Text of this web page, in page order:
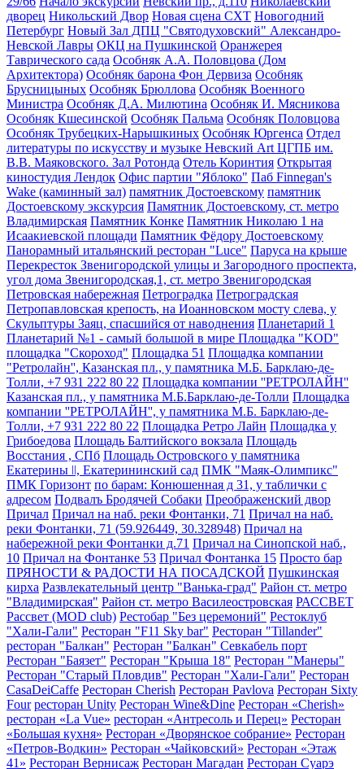
дворец Никольский Двор Новая сцена СХТ Новогодний
Петербург Новый Зал ДПЦ "Святодуховский" Александро-
Невской Лавры ОКЦ на Пушкинской Оранжерея
Таврического сада Особняк А.А. Половцова (Дом
Архитектора) Особняк барона Фон Дервиза Особняк
Брусницыных Особняк Брюллова Особняк Военного
Министра Особняк Д.А. Милютина Особняк И. Мясникова
Особняк Кшесинской Особняк Пальма Особняк Половцова
Особняк Трубецких-Нарышкиных Особняк Юргенса Отдел
литературы по искусству и музыке Невский Art ЦГПБ им.
В.В. Маяковского. Зал Ротонда Отель Коринтия Открытая
киностудия Лендок Офис партии "Яблоко" Паб Finnegan's
Wake (каминный зал) памятник Достоевскому памятник
Достоевскому экскурсия Памятник Достоевскому, ст. метро
Владимирская Памятник Конке Памятник Николаю 1 на
Исаакиевской площади Памятник Фёдору Достоевскому
Панорамный итальянский ресторан "Luce" Паруса на крыше
Перекресток Звенигородской улицы и Загородного проспекта,
угол дома Звенигородская,1, ст. метро Звенигородская
Петровская набережная Петроградка Петроградская
Петропавловская крепость, на Иоанновском мосту слева, у
Скульптуры Заяц, спасшийся от наводнения Планетарий 1
Планетарий №1 - самый большой в мире Площадка "KOD"
площадка "Скороход" Площадка 51 Площадка компании
"Ретролайн'', Казанская пл., у памятника М.Б. Барклаю-де-
Толли, +7 931 222 80 22 Площадка компании ''РЕТРОЛАЙН''
Казанская пл., у памятника М.Б.Барклаю-де-Толли Площадка
компании ''РЕТРОЛАЙН'', у памятника М.Б. Барклаю-де-
Толли, +7 931 222 80 22 Площадка Ретро Лайн Площадка у
Грибоедова Площадь Балтийского вокзала Площадь
Восстания , СПб Площадь Островского у памятника
Екатерины ǀǀ, Екатерининский сад ПМК "Маяк-Олимпикс"
ПМК Горизонт по барам: Конюшенная д 31, у таблички с
адресом Подвалъ Бродячей Собаки Преображенский двор
Причал Причал на наб. реки Фонтанки, 71 Причал на наб.
реки Фонтанки, 71 (59.926449, 30.328948) Причал на
набережной реки Фонтанки д.71 Причал на Синопской наб.,
10 Причал на Фонтанке 53 Причал Фонтанка 15 Просто бар
ПРЯНОСТИ & РАДОСТИ НА ПОСАДСКОЙ Пушкинская
кирха Развлекательный центр "Ванька-град" Район ст. метро
"Владимирская" Район ст. метро Василеостровская РАССВЕТ
Рассвет (MOD club) Рестобар "Без церемоний" Рестоклуб
"Хали-Гали" Ресторан "F11 Sky bar" Ресторан "Tillander"
ресторан "Балкан" Ресторан "Балкан" Севкабель порт
Ресторан "Баязет" Ресторан "Крыша 18" Ресторан "Манеры"
Ресторан "Старый Пловдив" Ресторан "Хали-Гали" Ресторан
CasaDeiCaffe Ресторан Cherish Ресторан Pavlova Ресторан Sixty
Four ресторан Unity Ресторан Wine&Dine Ресторан «Cherish»
ресторан «La Vue» ресторан «Антресоль и Перец» Ресторан
«Большая кухня» Ресторан «Дворянское собрание» Ресторан
«Петров-Водкин» Ресторан «Чайковский» Ресторан «Этаж
41» Ресторан Вернисаж Ресторан Магадан Ресторан Суарэ